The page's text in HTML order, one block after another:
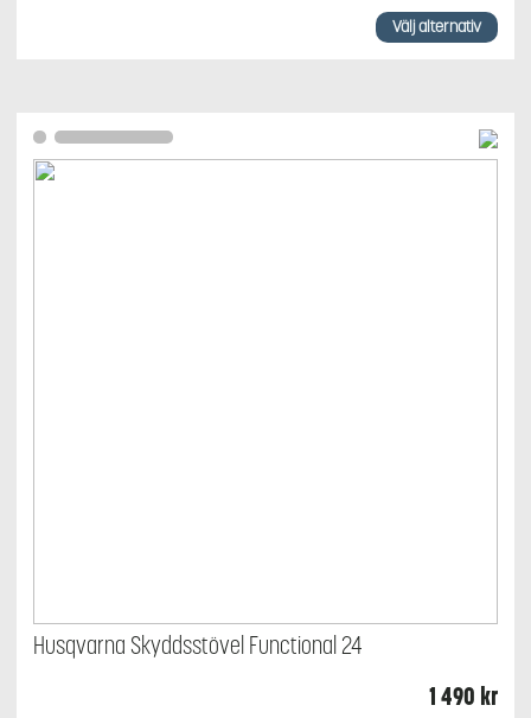
Välj alternativ
De
olika
alternativen
kan
Husqvarna Skyddsstövel Functional 24
1 490 kr